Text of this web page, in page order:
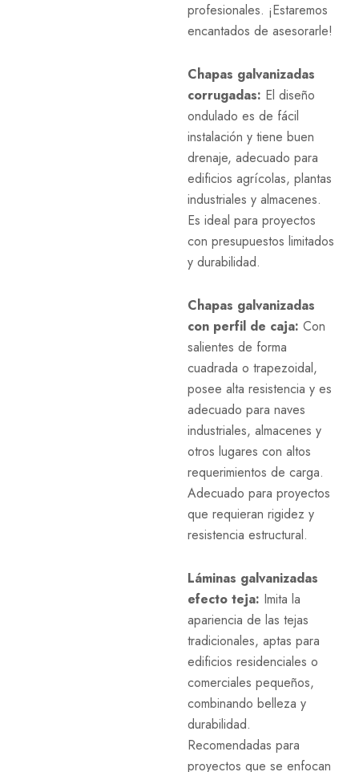
profesionales. ¡Estaremos
encantados de asesorarle!
Chapas galvanizadas
corrugadas: El diseño
ondulado es de fácil
instalación y tiene buen
drenaje, adecuado para
edificios agrícolas, plantas
industriales y almacenes.
Es ideal para proyectos
con presupuestos limitados
y durabilidad.
Chapas galvanizadas
con perfil de caja: Con
salientes de forma
cuadrada o trapezoidal,
posee alta resistencia y es
adecuado para naves
industriales, almacenes y
otros lugares con altos
requerimientos de carga.
Adecuado para proyectos
que requieran rigidez y
resistencia estructural.
Láminas galvanizadas
efecto teja: Imita la
apariencia de las tejas
tradicionales, aptas para
edificios residenciales o
comerciales pequeños,
combinando belleza y
durabilidad.
Recomendadas para
proyectos que se enfocan